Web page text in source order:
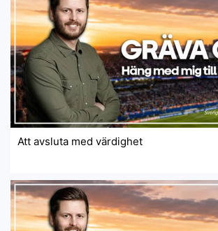
Att avsluta med värdighet